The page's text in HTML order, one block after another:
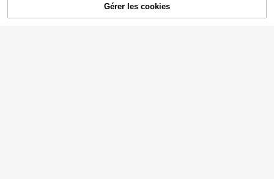
AJOUTER AU PANIER
Gérer les cookies